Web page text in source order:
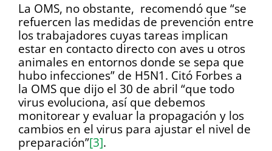
La OMS, no obstante, recomendó que “se
refuercen las medidas de prevención entre
los trabajadores cuyas tareas implican
estar en contacto directo con aves u otros
animales en entornos donde se sepa que
hubo infecciones” de H5N1. Citó Forbes a
la OMS que dijo el 30 de abril “que todo
virus evoluciona, así que debemos
monitorear y evaluar la propagación y los
cambios en el virus para ajustar el nivel de
preparación”[3].